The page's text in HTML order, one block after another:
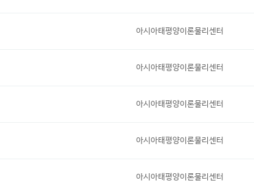
아시아태평양이론물리센터
아시아태평양이론물리센터
아시아태평양이론물리센터
아시아태평양이론물리센터
아시아태평양이론물리센터